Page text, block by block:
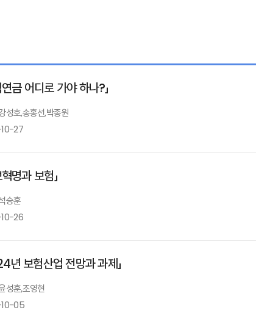
연금 어디로 가야 하나?」
성호,송홍선,박종원
27
발표자 : 송홍선
Ⅲ. 「규제·감독개혁과 정보제공」
혁명과 보험」
승훈
26
년 보험산업 전망과 과제」
성훈,조영현
05